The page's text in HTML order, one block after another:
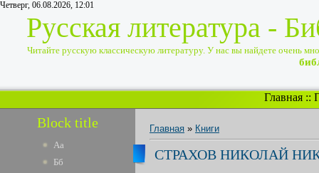
Четверг, 06.08.2026, 12:01
Русская литература -
Читайте русскую классическую литературу. У нас вы найдете очень
Главная ::
Block title
Аа
Бб
Главная » Книги
СТРАХОВ НИКОЛАЙ